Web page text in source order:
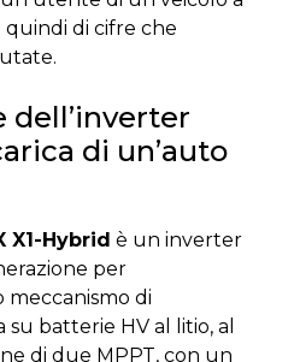
di cifre che
dell’inverter
di un’auto
X1-Hybrid è un inverter
per
meccanismo di
batterie HV al litio, al
di due MPPT, con un